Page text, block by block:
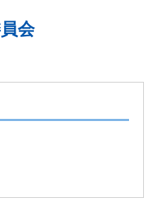
会